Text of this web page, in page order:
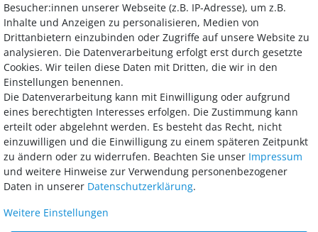
Bezahlung
Wir bieten Ihnen viele Möglichkeiten einer sicheren und bequemen
Bezahlung.
Besucher:innen unserer Webseite (z.B. IP-Adresse), um z.B.
Inhalte und Anzeigen zu personalisieren, Medien von
Drittanbietern einzubinden oder Zugriffe auf unsere Website zu
analysieren. Die Datenverarbeitung erfolgt erst durch gesetzte
Cookies. Wir teilen diese Daten mit Dritten, die wir in den
Einstellungen benennen.
Die Datenverarbeitung kann mit Einwilligung oder aufgrund
eines berechtigten Interesses erfolgen. Die Zustimmung kann
erteilt oder abgelehnt werden. Es besteht das Recht, nicht
einzuwilligen und die Einwilligung zu einem späteren Zeitpunkt
zu ändern oder zu widerrufen. Beachten Sie unser Impressum
und weitere Hinweise zur Verwendung personenbezogener
Daten in unserer Daten­schutz­erklärung.
Weitere Einstellungen